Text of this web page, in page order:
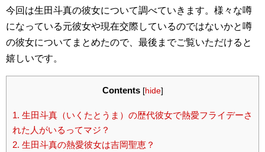
今回は生田斗真の彼女について調べていきます。様々な噂
になっている元彼女や現在交際しているのではないかと噂
の彼女についてまとめたので、最後までご覧いただけると
嬉しいです。
Contents [hide]
1. 生田斗真（いくたとうま）の歴代彼女で熱愛フライデーさ
れた人がいるってマジ？
2. 生田斗真の熱愛彼女は吉岡聖恵？